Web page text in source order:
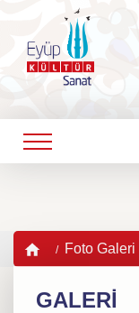
Foto Galeri
GALERİ